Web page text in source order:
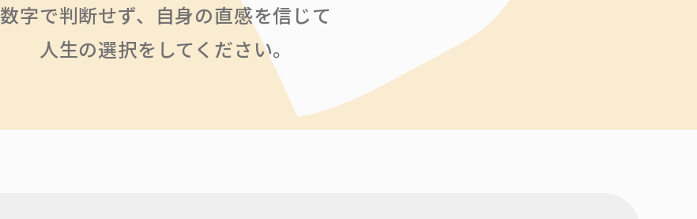
数字で判断せず、自身の直感を信じて
人生の選択をしてください。